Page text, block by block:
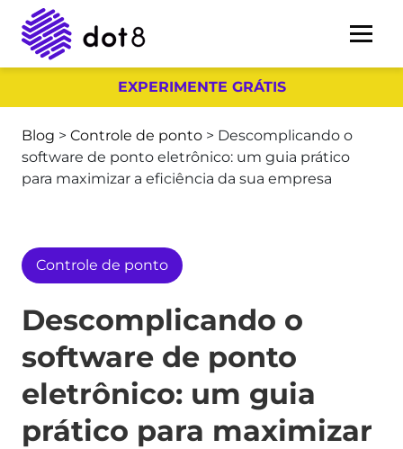
EXPERIMENTE GRÁTIS
Blog > Controle de ponto > Descomplicando o
software de ponto eletrônico: um guia prático
para maximizar a eficiência da sua empresa
Controle de ponto
Descomplicando o
software de ponto
eletrônico: um guia
prático para maximizar